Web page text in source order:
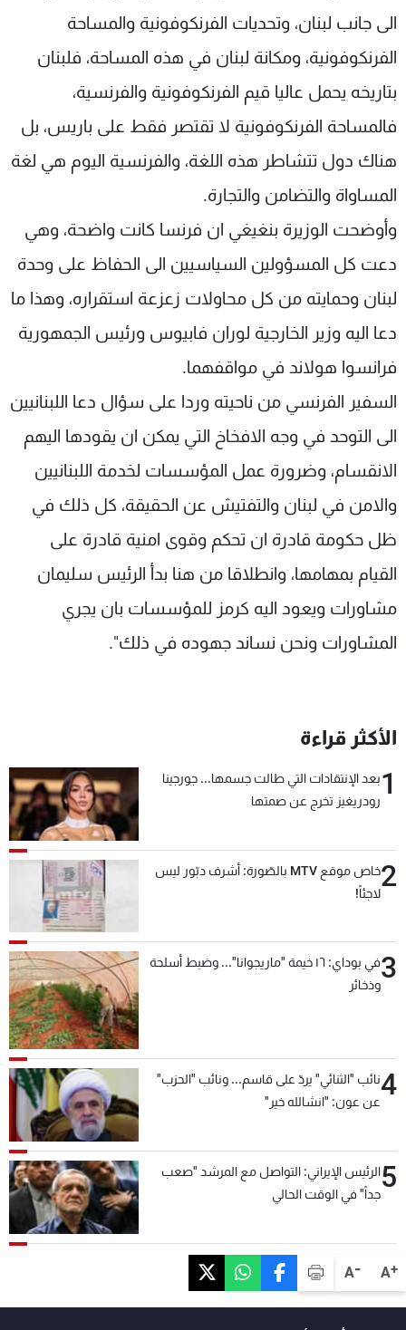
A+
A-
الى جانب لبنان، وتحديات الفرنكوفونية والمساحة
الفرنكوفونية، ومكانة لبنان في هذه المساحة، فلبنان
بتاريخه يحمل عاليا قيم الفرنكوفونية والفرنسية،
فالمساحة الفرنكوفونية لا تقتصر فقط على باريس، بل
هناك دول تتشاطر هذه اللغة، والفرنسية اليوم هي لغة
المساواة والتضامن والتجارة.
وأوضحت الوزيرة بنغيغي ان فرنسا كانت واضحة، وهي
دعت كل المسؤولين السياسيين الى الحفاظ على وحدة
لبنان وحمايته من كل محاولات زعزعة استقراره، وهذا ما
دعا اليه وزير الخارجية لوران فابيوس ورئيس الجمهورية
فرانسوا هولاند في مواقفهما.
السفير الفرنسي من ناحيته وردا على سؤال دعا اللبنانيين
الى التوحد في وجه الافخاخ التي يمكن ان يقودها اليهم
الانقسام، وضرورة عمل المؤسسات لخدمة اللبنانيين
والامن في لبنان والتفتيش عن الحقيقة، كل ذلك في
ظل حكومة قادرة ان تحكم وقوى امنية قادرة على
القيام بمهامها، وانطلاقا من هنا بدأ الرئيس سليمان
مشاورات ويعود اليه كرمز للمؤسسات بان يجري
المشاورات ونحن نساند جهوده في ذلك".
الأكثر قراءة
1بعد الإنتقادات التي طالت جسمها... جورجينا
رودريغيز تخرج عن صمتها
2
خاص موقع MTV بالصّورة: أشرف دبّور ليس
لاجئاً!
3
في بوداي: ١٦ خيمة "ماريجوانا"... وضبط أسلحة
وذخائر
4نائب "الثنائي" يردّ على قاسم... ونائب "الحزب"
عن عون: "انشالله خير"
5الرئيس الإيراني: التواصل مع المرشد "صعب
جداً" في الوقت الحالي